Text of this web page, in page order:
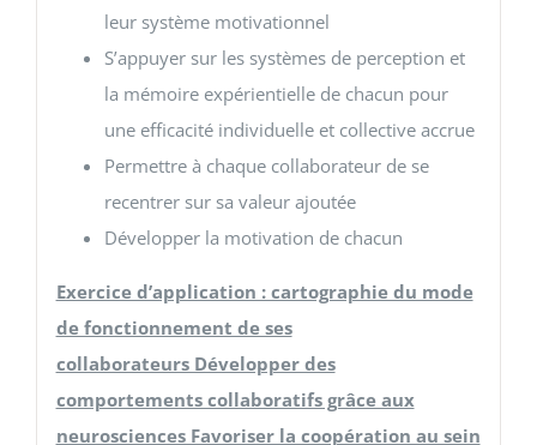
leur système motivationnel
S’appuyer sur les systèmes de perception et
la mémoire expérientielle de chacun pour
une efficacité individuelle et collective accrue
Permettre à chaque collaborateur de se
recentrer sur sa valeur ajoutée
Développer la motivation de chacun
Exercice d’application : cartographie du mode
de fonctionnement de ses
collaborateurs Développer des
comportements collaboratifs grâce aux
neurosciences Favoriser la coopération au sein